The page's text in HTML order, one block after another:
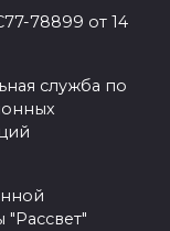
78899 от 14
служба по
"Рассвет"